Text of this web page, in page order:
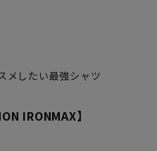
メしたい最強シャツ
IRONMAX】